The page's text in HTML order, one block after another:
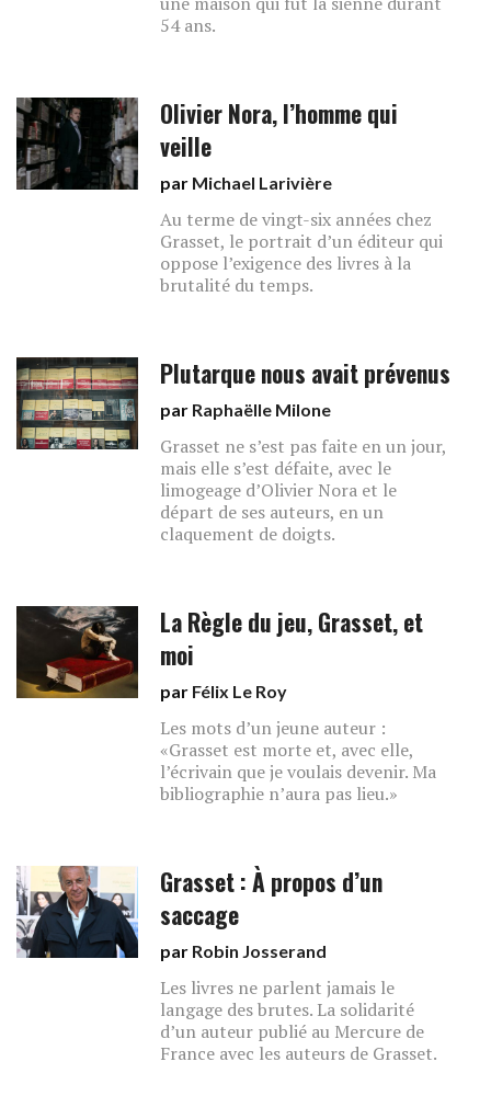
54 ans.
Olivier Nora, l’homme qui
veille
par Michael Larivière
Au terme de vingt-six années chez
Grasset, le portrait d’un éditeur qui
oppose l’exigence des livres à la
brutalité du temps.
Plutarque nous avait prévenus
par Raphaëlle Milone
Grasset ne s’est pas faite en un jour,
mais elle s’est défaite, avec le
limogeage d’Olivier Nora et le
départ de ses auteurs, en un
claquement de doigts.
La Règle du jeu, Grasset, et
moi
par Félix Le Roy
Les mots d’un jeune auteur :
«Grasset est morte et, avec elle,
l’écrivain que je voulais devenir. Ma
bibliographie n’aura pas lieu.»
Grasset : À propos d’un
saccage
par Robin Josserand
Les livres ne parlent jamais le
langage des brutes. La solidarité
d’un auteur publié au Mercure de
France avec les auteurs de Grasset.